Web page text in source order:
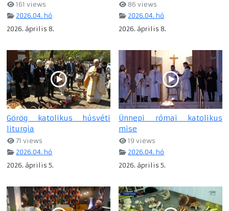
161 views
2026.04. hó
2026. április 8.
86 views
2026.04. hó
2026. április 8.
Görög katolikus húsvéti
liturgia
71 views
2026.04. hó
2026. április 5.
Ünnepi római katolikus
mise
19 views
2026.04. hó
2026. április 5.